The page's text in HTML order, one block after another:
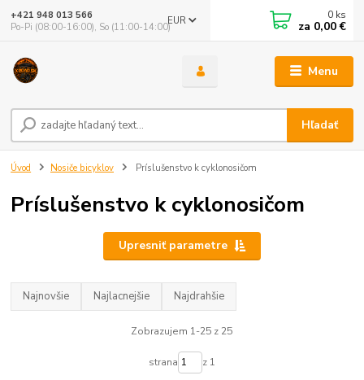
Menu
EUR
Hľadať
+421 948 013 566
Po-Pi (08:00-16:00), So (11:00-14:00)
0 ks
za 0,00 €
Úvod Nosiče bicyklov Príslušenstvo k cyklonosičom
Príslušenstvo k cyklonosičom
Upresniť parametre
Najnovšie Najlacnejšie Najdrahšie
Zobrazujem 1-25 z 25
strana z 1